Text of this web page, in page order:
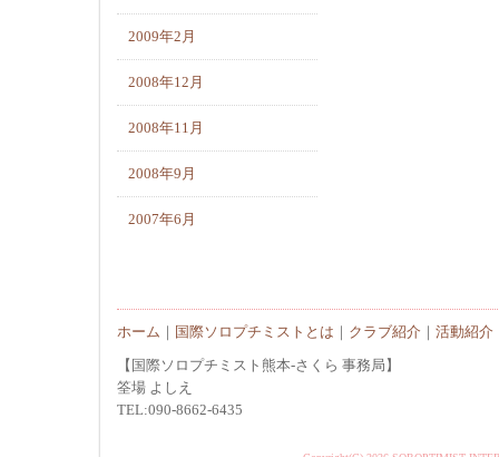
2009年2月
2008年12月
2008年11月
2008年9月
2007年6月
ホーム 国際ソロプチミストとは クラブ紹介 活動紹介
【国際ソロプチミスト熊本-さくら 事務局】
筌場 よしえ
TEL:090-8662-6435